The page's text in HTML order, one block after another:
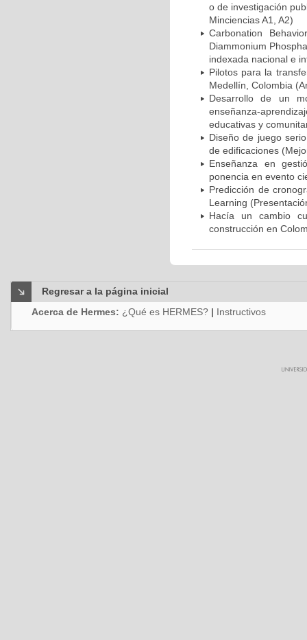
o de investigación
Minciencias A1, A2)
Carbonation
Diammonium
indexada nacional e
Pilotos para la
Medellín, Colombia
Desarrollo de un
enseñanza-
educativas y
Diseño de juego
de edificaciones
Enseñanza en
ponencia en evento
Predicción de
Learning
Hacía un cambio
construcción en
Regresar a la página inicial
Acerca de Hermes: ¿Qué es HERMES? | Instructivos